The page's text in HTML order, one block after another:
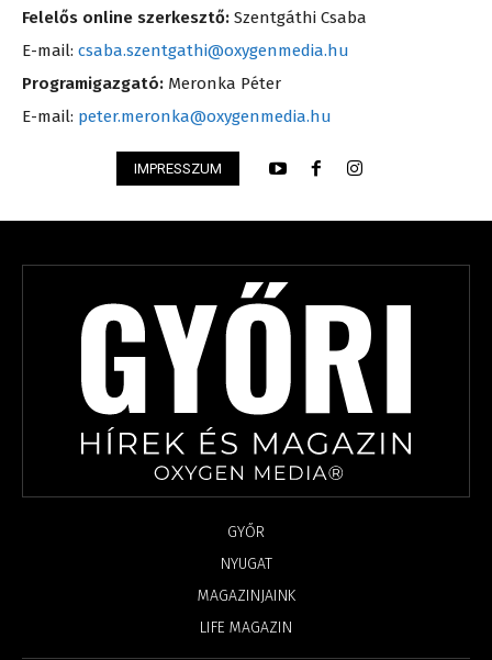
Felelős online szerkesztő: Szentgáthi Csaba
E-mail: csaba.szentgathi@oxygenmedia.hu
Programigazgató: Meronka Péter
E-mail: peter.meronka@oxygenmedia.hu
IMPRESSZUM
GYŐR
NYUGAT
MAGAZINJAINK
LIFE MAGAZIN